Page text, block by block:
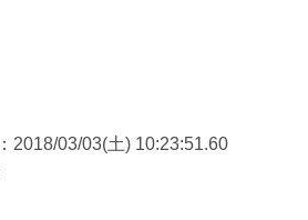
：2018/03/03(土) 10:23:51.60